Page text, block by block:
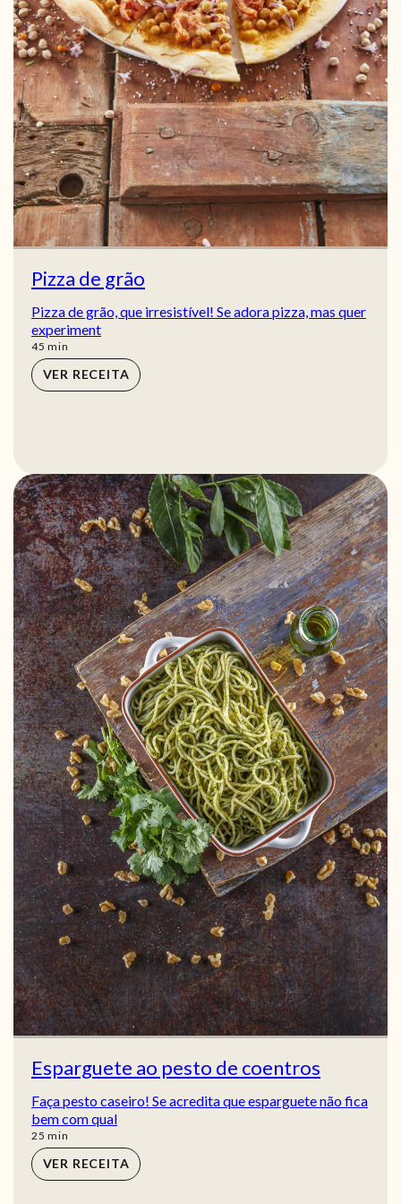
Pizza de grão
Pizza de grão, que irresistível! Se adora pizza, mas quer
experiment
45 min
min
VER RECEITA
Esparguete ao pesto de coentros
Faça pesto caseiro! Se acredita que esparguete não fica
bem com qual
25 min
min
VER RECEITA